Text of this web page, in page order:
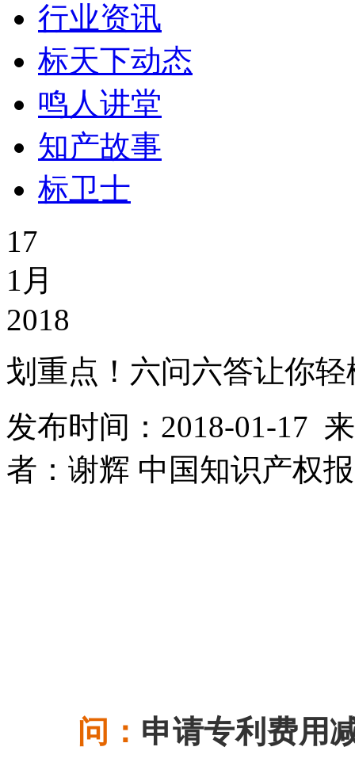
行业资讯
标天下动态
鸣人讲堂
知产故事
标卫士
17
1月
2018
划重点！六问六答让你
发布时间：2018-01-17
者：谢辉 中国知识产权
问： 申请专利费用